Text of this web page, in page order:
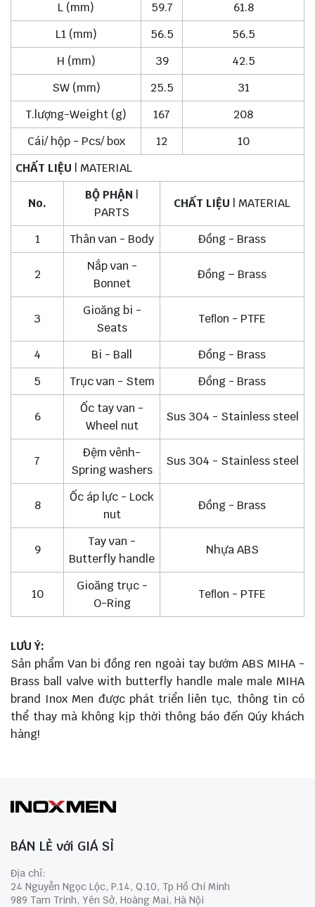
L (mm) 59.7
61.8
L1 (mm)
56.5
56.5
H (mm)
39
42.5
SW (mm)
25.5
31
T.lượng-Weight (g)
167
208
Cái/ hộp - Pcs/ box
12
10
CHẤT LIỆU
| MATERIAL
No.
BỘ PHẬN
PARTS
CHẤT LIỆU | MATERIAL
1 Thân van - Body Đồng - Brass
2
Nắp van -
Bonnet
Đồng – Brass
3
Gioăng bi -
Seats
Teﬂon - PTFE
4 Bi - Ball
Đồng - Brass
5
Trục van - Stem Đồng - Brass
6
Ốc tay van -
Wheel nut
Sus 304 - Stainless steel
7
Đệm vênh-
Spring washers
Sus 304 - Stainless steel
8
Ốc áp lực - Lock
nut
Đồng - Brass
9
Tay van -
Butterfly handle
Nhựa ABS
10
Gioăng trục -
O-Ring
Teﬂon - PTFE
LƯU Ý:
Sản phẩm Van bi đồng ren ngoài tay bướm ABS MIHA -
Brass ball valve with butterfly handle male male MIHA
brand Inox Men được phát triển liên tục, thông tin có
thể thay mà không kịp thời thông báo đến Qúy khách
hàng!
BÁN LẺ với GIÁ SỈ
Địa chỉ:
24 Nguyễn Ngọc Lộc, P.14, Q.10, Tp Hồ Chí Minh
989 Tam Trinh, Yên Sở, Hoàng Mai, Hà Nội